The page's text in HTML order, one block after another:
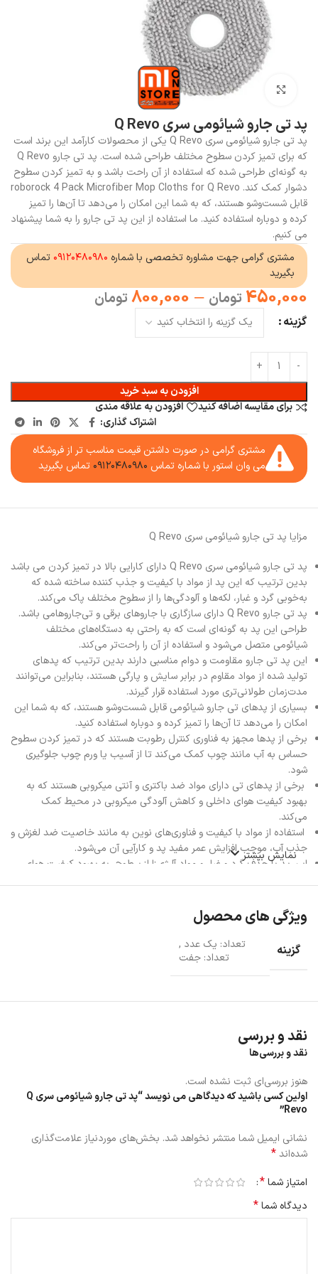
بزرگنمایی تصویر
پد تی جارو شیائومی سری Q Revo
پد تی جارو شیائومی سری Q Revo یکی از محصولات کارآمد این برند است
که برای تمیز کردن سطوح مختلف طراحی شده است. پد تی جارو Q Revo
به گونه‌ای طراحی شده که استفاده از آن راحت باشد و به تمیز کردن سطوح
دشوار کمک کند. roborock 4 Pack Microfiber Mop Cloths for Q Revo
قابل شست‌وشو هستند، که به شما این امکان را می‌دهد تا آن‌ها را تمیز
کرده و دوباره استفاده کنید. ما استفاده از این پد تی جارو را به شما پیشنهاد
می کنیم.
مشتری گرامی جهت مشاوره تخصصی با شماره ۰۹۱۲۰۴۸۰۹۸۰ تماس
بگیرید
450,000 تومان –
800,000 تومان
گزینه
افزودن به سبد خرید
برای مقایسه اضافه کنید
افزودن به علاقه مندی
اشتراک گذاری:
مشتری گرامی در صورت داشتن قیمت مناسب تر از فروشگاه
می وان استور با شماره تماس ۰۹۱۲۰۴۸۰۹۸۰ تماس بگیرید
مزایا پد تی جارو شیائومی سری Q Revo
پد تی جارو شیائومی سری Q Revo دارای کارایی بالا در تمیز کردن می باشد
بدین ترتیب که این پد از مواد با کیفیت و جذب کننده ساخته شده که
به‌خوبی گرد و غبار، لکه‌ها و آلودگی‌ها را از سطوح مختلف پاک می‌کند.
پد تی جارو Q Revo دارای سازگاری با جاروهای برقی و تی‌جاروهامی باشد.
طراحی این پد به گونه‌ای است که به راحتی به دستگاه‌های مختلف
شیائومی متصل می‌شود و استفاده از آن را راحت‌تر می‌کند.
این پد تی جارو مقاومت و دوام مناسبی دارند بدین ترتیب که پدهای
تولید شده از مواد مقاوم در برابر سایش و پارگی هستند، بنابراین می‌توانند
مدت‌زمان طولانی‌تری مورد استفاده قرار گیرند.
بسیاری از پدهای تی جارو شیائومی قابل شست‌وشو هستند، که به شما این
امکان را می‌دهد تا آن‌ها را تمیز کرده و دوباره استفاده کنید.
برخی از پدها مجهز به فناوری کنترل رطوبت هستند که در تمیز کردن سطوح
حساس به آب مانند چوب کمک می‌کند تا از آسیب یا ورم چوب جلوگیری
شود.
برخی از پدهای تی دارای مواد ضد باکتری و آنتی میکروبی هستند که به
بهبود کیفیت هوای داخلی و کاهش آلودگی میکروبی در محیط کمک
می‌کند.
استفاده از مواد با کیفیت و فناوری‌های نوین به مانند خاصیت ضد لغزش و
جذب آب، موجب افزایش عمر مفید پد و کارآیی آن می‌شود.
این پد با حذف گرد و غبار و مواد آلرژی‌زا از سطوح، به بهبود کیفیت هوای
نمایش بیشتر
ویژگی های محصول
گزینه تعداد: یک عدد ,
تعداد: جفت
نقد و بررسی
نقد و بررسی‌ها
هنوز بررسی‌ای ثبت نشده است.
اولین کسی باشید که دیدگاهی می نویسد “پد تی جارو شیائومی سری Q
Revo”
نشانی ایمیل شما منتشر نخواهد شد. بخش‌های موردنیاز علامت‌گذاری
شده‌اند*
امتیاز شما*
دیدگاه شما*